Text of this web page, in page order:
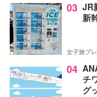
03 JR
新
女子旅プ
04
チ
グ